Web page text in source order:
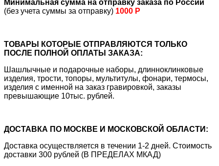
Минимальная сумма на отправку заказа по России
(без учета суммы за отправку) 1000 Р
ТОВАРЫ КОТОРЫЕ ОТПРАВЛЯЮТСЯ ТОЛЬКО
ПОСЛЕ ПОЛНОЙ ОПЛАТЫ ЗАКАЗА:
Шашлычные и подарочные наборы, длинноклинковые
изделия, трости, топоры, мультитулы, фонари, термосы,
изделия с именной на заказ гравировкой, заказы
превышающие 10тыс. рублей.
ДОСТАВКА ПО МОСКВЕ И МОСКОВСКОЙ ОБЛАСТИ:
Доставка осуществляется в течении 1-2 дней. Стоимость
доставки 300 рублей (В ПРЕДЕЛАХ МКАД)